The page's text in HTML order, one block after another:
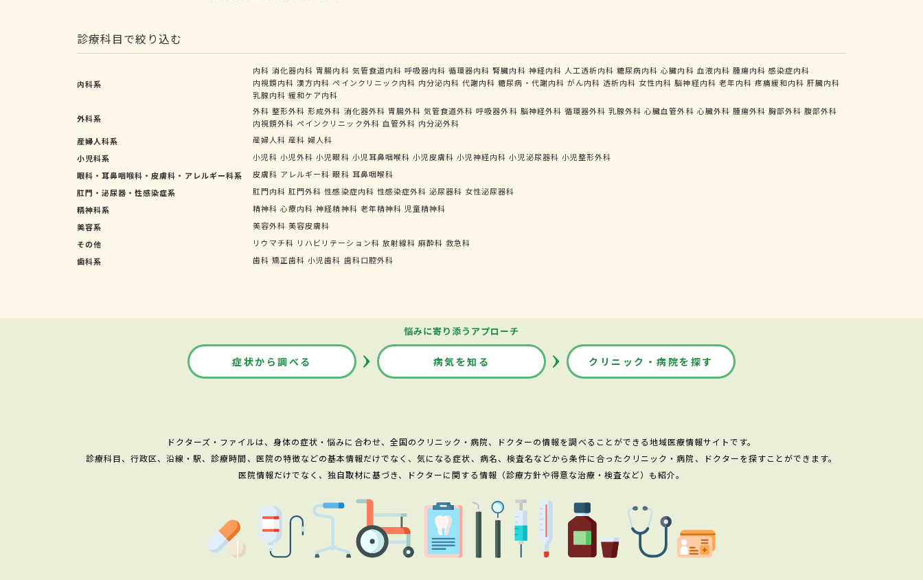
診療科目で絞り込む
内科系
内科 消化器内科 胃腸内科 気管食道内科 呼吸器内科 循環器内科 腎臓内科 神経内科 人工透析内科 糖尿病内科 心臓内科 血液内科 腫瘍内科 感染症内科
内視鏡内科 漢方内科 ペインクリニック内科 内分泌内科 代謝内科 糖尿病・代謝内科 がん内科 透析内科 女性内科 脳神経内科 老年内科 疼痛緩和内科 肝臓内科
乳腺内科 緩和ケア内科
外科系
外科 整形外科 形成外科 消化器外科 胃腸外科 気管食道外科 呼吸器外科 脳神経外科 循環器外科 乳腺外科 心臓血管外科 心臓外科 腫瘍外科 胸部外科 腹部外科
内視鏡外科 ペインクリニック外科 血管外科 内分泌外科
産婦人科系
産婦人科 産科 婦人科
小児科系
小児科 小児外科 小児眼科 小児耳鼻咽喉科 小児皮膚科 小児神経内科 小児泌尿器科 小児整形外科
眼科・耳鼻咽喉科・皮膚科・アレルギー科系
皮膚科 アレルギー科 眼科 耳鼻咽喉科
肛門・泌尿器・性感染症系
肛門内科 肛門外科 性感染症内科 性感染症外科 泌尿器科 女性泌尿器科
精神科系
精神科 心療内科 神経精神科 老年精神科 児童精神科
美容系
美容外科 美容皮膚科
その他
リウマチ科 リハビリテーション科 放射線科 麻酔科 救急科
歯科系
歯科 矯正歯科 小児歯科 歯科口腔外科
悩みに寄り添うアプローチ
症状から調べる 病気を知る クリニック・病院を探す
ドクターズ・ファイルは、身体の症状・悩みに合わせ、全国のクリニック・病院、ドクターの情報を調べることができる地域医療情報サイトです。
診療科目、行政区、沿線・駅、診療時間、医院の特徴などの基本情報だけでなく、気になる症状、病名、検査名などから条件に合ったクリニック・病院、ドクターを探すことができます。
医院情報だけでなく、独自取材に基づき、ドクターに関する情報（診療方針や得意な治療・検査など）も紹介。